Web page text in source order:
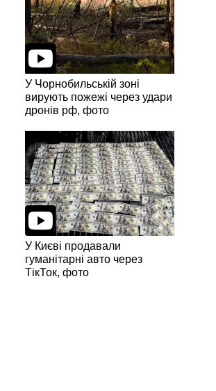
У Чорнобильській зоні
вирують пожежі через удари
дронів рф, фото
У Києві продавали
гуманітарні авто через
ТікТок, фото